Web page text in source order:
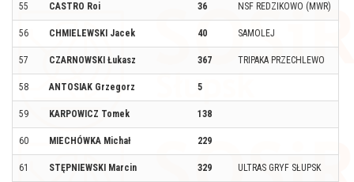
55 CASTRO Roi 36 NSF REDZIKOWO (MWR)
56 CHMIELEWSKI Jacek 40 SAMOLEJ
57 CZARNOWSKI Łukasz 367 TRIPAKA PRZECHLEWO
58 ANTOSIAK Grzegorz 5
59 KARPOWICZ Tomek 138
60 MIECHÓWKA Michał 229
61 STĘPNIEWSKI Marcin 329 ULTRAS GRYF SŁUPSK